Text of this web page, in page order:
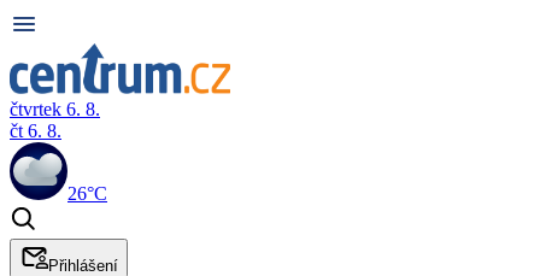
čtvrtek 6. 8.
čt 6. 8.
26°C
Přihlášení